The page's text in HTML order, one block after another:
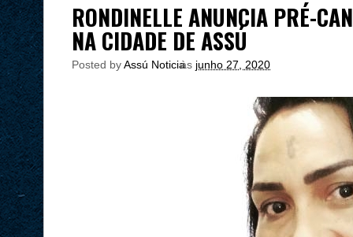
RONDINELLE ANUNCIA PRÉ-
NA CIDADE DE ASSÚ
Posted byAssú Noticia
às junho 27, 2020